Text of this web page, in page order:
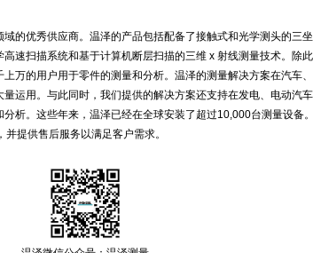
的优秀供应商。温泽的产品包括配备了接触式和光学测头的三
速扫描系统和基于计算机断层扫描的三维 x 射线测量技术。除
万的用户用于零件的测量和分析。温泽的测量解决方案在汽车
运用。与此同时，我们提供的解决方案还支持在发电、电动汽
析。这些年来，温泽已经在全球安装了超过10,000台测量设备
提供售后服务以满足客户需求。